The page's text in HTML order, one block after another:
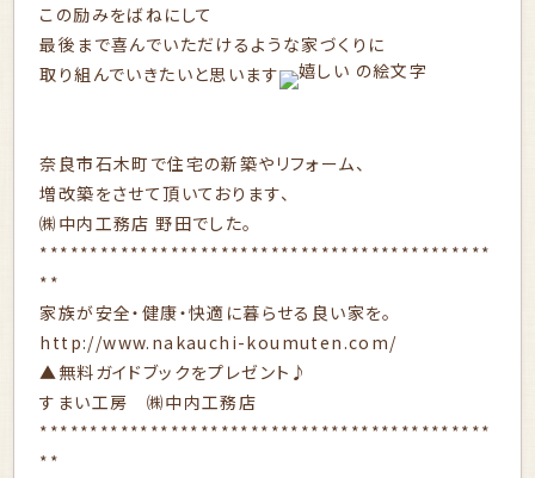
この励みをばねにして
最後まで喜んでいただけるような家づくりに
取り組んでいきたいと思います
奈良市石木町で住宅の新築やリフォーム、
増改築をさせて頂いております、
㈱中内工務店 野田でした。
*********************************************
**
家族が安全・健康・快適に暮らせる良い家を。
http://www.nakauchi-koumuten.com/
▲無料ガイドブックをプレゼント♪
すまい工房 ㈱中内工務店
*********************************************
**